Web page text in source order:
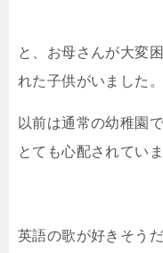
と、お母さんが大変
れた子供がいました。
以前は通常の幼稚園
とても心配されていま
英語の歌が好きそう